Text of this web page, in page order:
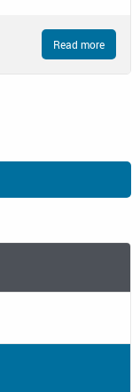
Read more